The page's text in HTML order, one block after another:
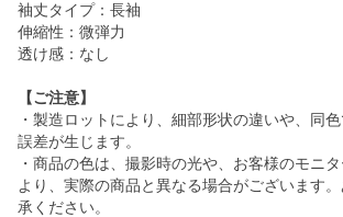
袖丈タイプ：長袖
伸縮性：微弾力
透け感：なし
【ご注意】
・製造ロットにより、細部形状の違いや、同
誤差が生じます。
・商品の色は、撮影時の光や、お客様のモニ
より、実際の商品と異なる場合がございます
承ください。